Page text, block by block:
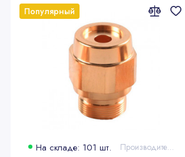
Популярный
На складе: 101 шт. Производитель: Bystronic®